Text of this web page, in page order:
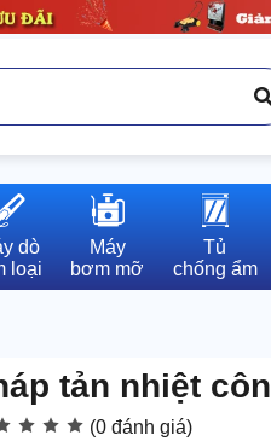
dò
loại
Máy
bơm mỡ
Tủ
chống ẩm
tản nhiệt
(0 đánh giá)